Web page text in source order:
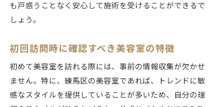
美容室で叶えるパーソナルスタイル
も戸惑うことなく安心して施術を受けることができるで
しょう。
初回訪問時に確認すべき美容室の特徴
初めて美容室を訪れる際には、事前の情報収集が欠かせ
ません。特に、練馬区の美容室であれば、トレンドに敏
感なスタイルを提供していることが多いため、自分の理